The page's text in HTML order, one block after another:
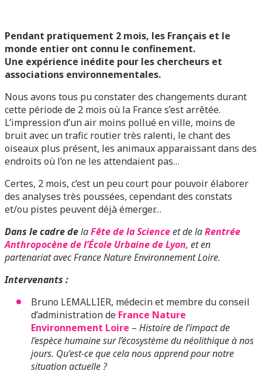
Pendant pratiquement 2 mois, les Français et le
monde entier ont connu le confinement.
Une expérience inédite pour les chercheurs et
associations environnementales.
Nous avons tous pu constater des changements durant
cette période de 2 mois où la France s’est arrêtée.
L’impression d’un air moins pollué en ville, moins de
bruit avec un trafic routier très ralenti, le chant des
oiseaux plus présent, les animaux apparaissant dans des
endroits où l’on ne les attendaient pas…
Certes, 2 mois, c’est un peu court pour pouvoir élaborer
des analyses très poussées, cependant des constats
et/ou pistes peuvent déjà émerger…
Dans le cadre delaFête de la Scienceet de laRentrée
Anthropocène de l’École Urbaine de Lyon, et en
partenariat avec France Nature Environnement Loire.
Intervenants :
Bruno LEMALLIER, médecin et membre du conseil
d’administration de France Nature
Environnement Loire – Histoire de l’impact de
l’espèce humaine sur l’écosystème du néolithique à nos
jours. Qu’est-ce que cela nous apprend pour notre
situation actuelle ?